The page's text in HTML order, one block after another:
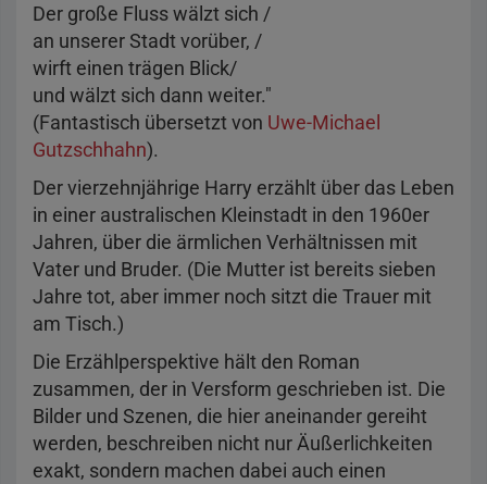
Der große Fluss wälzt sich /
an unserer Stadt vorüber, /
wirft einen trägen Blick/
und wälzt sich dann weiter."
(Fantastisch übersetzt von Uwe-Michael
Gutzschhahn).
Der vierzehnjährige Harry erzählt über das Leben
in einer australischen Kleinstadt in den 1960er
Jahren, über die ärmlichen Verhältnissen mit
Vater und Bruder. (Die Mutter ist bereits sieben
Jahre tot, aber immer noch sitzt die Trauer mit
am Tisch.)
Die Erzählperspektive hält den Roman
zusammen, der in Versform geschrieben ist. Die
Bilder und Szenen, die hier aneinander gereiht
werden, beschreiben nicht nur Äußerlichkeiten
exakt, sondern machen dabei auch einen